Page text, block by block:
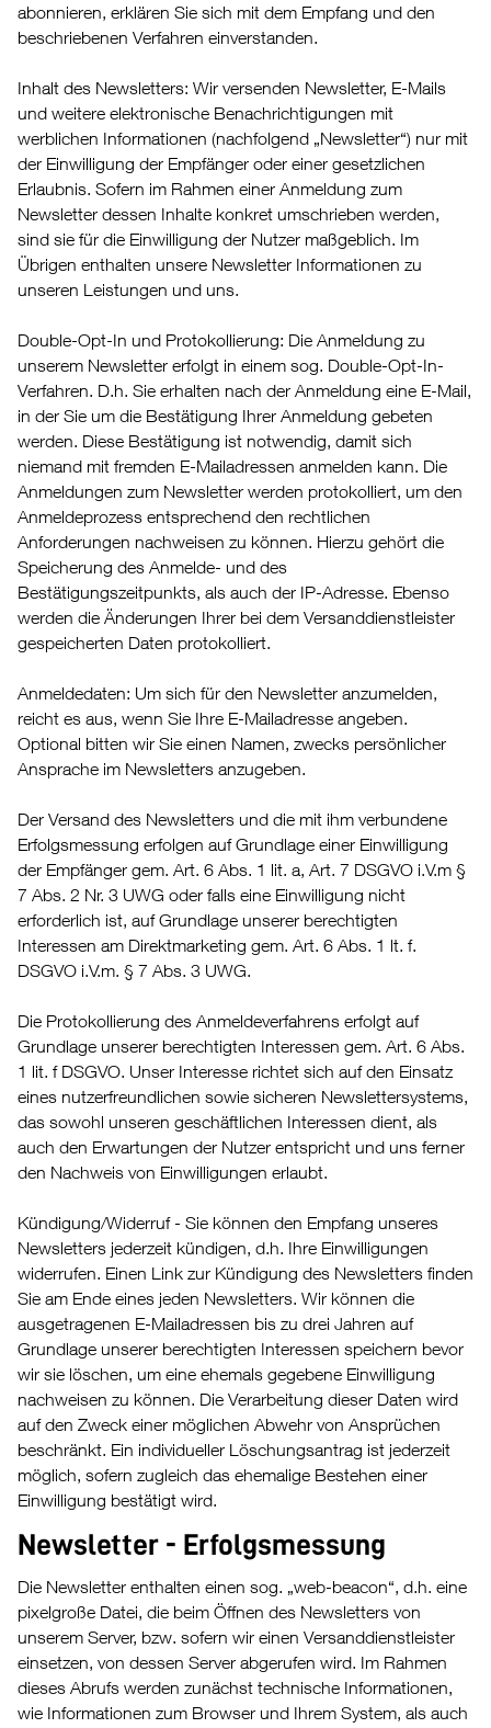
abonnieren, erklären Sie sich mit dem Empfang und den
beschriebenen Verfahren einverstanden.
Inhalt des Newsletters: Wir versenden Newsletter, E-Mails
und weitere elektronische Benachrichtigungen mit
werblichen Informationen (nachfolgend „Newsletter“) nur mit
der Einwilligung der Empfänger oder einer gesetzlichen
Erlaubnis. Sofern im Rahmen einer Anmeldung zum
Newsletter dessen Inhalte konkret umschrieben werden,
sind sie für die Einwilligung der Nutzer maßgeblich. Im
Übrigen enthalten unsere Newsletter Informationen zu
unseren Leistungen und uns.
Double-Opt-In und Protokollierung: Die Anmeldung zu
unserem Newsletter erfolgt in einem sog. Double-Opt-In-
Verfahren. D.h. Sie erhalten nach der Anmeldung eine E-Mail,
in der Sie um die Bestätigung Ihrer Anmeldung gebeten
werden. Diese Bestätigung ist notwendig, damit sich
niemand mit fremden E-Mailadressen anmelden kann. Die
Anmeldungen zum Newsletter werden protokolliert, um den
Anmeldeprozess entsprechend den rechtlichen
Anforderungen nachweisen zu können. Hierzu gehört die
Speicherung des Anmelde- und des
Bestätigungszeitpunkts, als auch der IP-Adresse. Ebenso
werden die Änderungen Ihrer bei dem Versanddienstleister
gespeicherten Daten protokolliert.
Anmeldedaten: Um sich für den Newsletter anzumelden,
reicht es aus, wenn Sie Ihre E-Mailadresse angeben.
Optional bitten wir Sie einen Namen, zwecks persönlicher
Ansprache im Newsletters anzugeben.
Der Versand des Newsletters und die mit ihm verbundene
Erfolgsmessung erfolgen auf Grundlage einer Einwilligung
der Empfänger gem. Art. 6 Abs. 1 lit. a, Art. 7 DSGVO i.V.m §
7 Abs. 2 Nr. 3 UWG oder falls eine Einwilligung nicht
erforderlich ist, auf Grundlage unserer berechtigten
Interessen am Direktmarketing gem. Art. 6 Abs. 1 lt. f.
DSGVO i.V.m. § 7 Abs. 3 UWG.
Die Protokollierung des Anmeldeverfahrens erfolgt auf
Grundlage unserer berechtigten Interessen gem. Art. 6 Abs.
1 lit. f DSGVO. Unser Interesse richtet sich auf den Einsatz
eines nutzerfreundlichen sowie sicheren Newslettersystems,
das sowohl unseren geschäftlichen Interessen dient, als
auch den Erwartungen der Nutzer entspricht und uns ferner
den Nachweis von Einwilligungen erlaubt.
Kündigung/Widerruf - Sie können den Empfang unseres
Newsletters jederzeit kündigen, d.h. Ihre Einwilligungen
widerrufen. Einen Link zur Kündigung des Newsletters finden
Sie am Ende eines jeden Newsletters. Wir können die
ausgetragenen E-Mailadressen bis zu drei Jahren auf
Grundlage unserer berechtigten Interessen speichern bevor
wir sie löschen, um eine ehemals gegebene Einwilligung
nachweisen zu können. Die Verarbeitung dieser Daten wird
auf den Zweck einer möglichen Abwehr von Ansprüchen
beschränkt. Ein individueller Löschungsantrag ist jederzeit
möglich, sofern zugleich das ehemalige Bestehen einer
Einwilligung bestätigt wird.
Newsletter - Erfolgsmessung
Die Newsletter enthalten einen sog. „web-beacon“, d.h. eine
pixelgroße Datei, die beim Öffnen des Newsletters von
unserem Server, bzw. sofern wir einen Versanddienstleister
einsetzen, von dessen Server abgerufen wird. Im Rahmen
dieses Abrufs werden zunächst technische Informationen,
wie Informationen zum Browser und Ihrem System, als auch